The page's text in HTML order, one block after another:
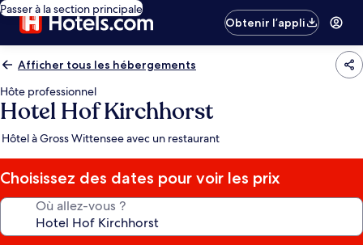
Passer à la section principale
Obtenir l’appli
Afficher tous les hébergements
Hôte professionnel
Hotel Hof Kirchhorst
Hôtel à Gross Wittensee avec un restaurant
Choisissez des dates pour voir les prix
Où allez-vous ?